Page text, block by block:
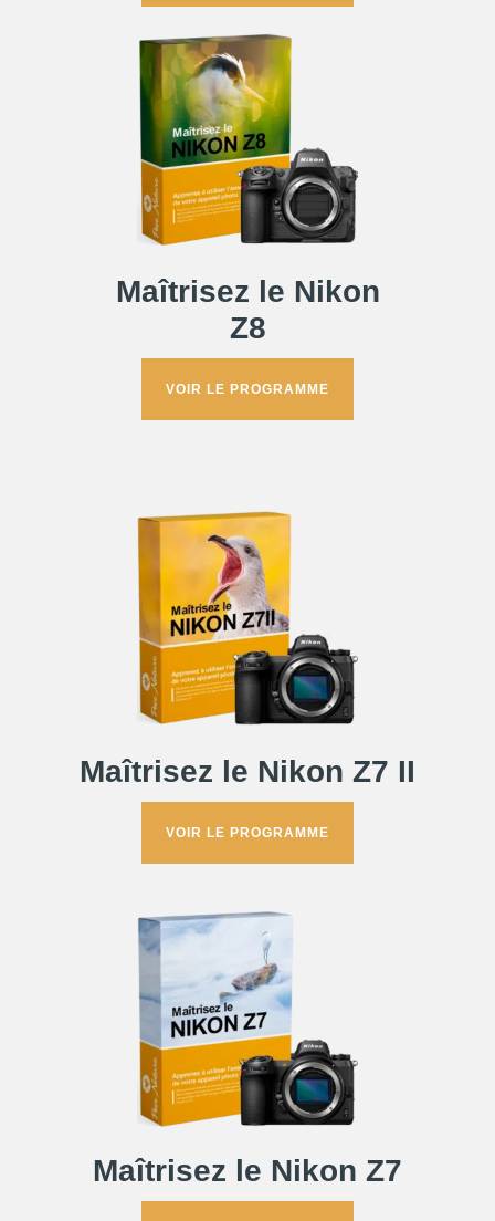
Maîtrisez le Nikon
Z8
VOIR LE PROGRAMME
Maîtrisez le Nikon Z7 II
VOIR LE PROGRAMME
Maîtrisez le Nikon Z7